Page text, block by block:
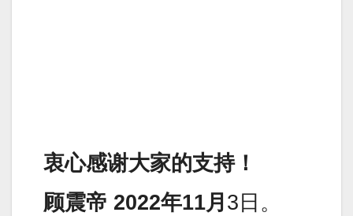
衷心感谢大家的支持！
顾震帝 2022年11月 3日。